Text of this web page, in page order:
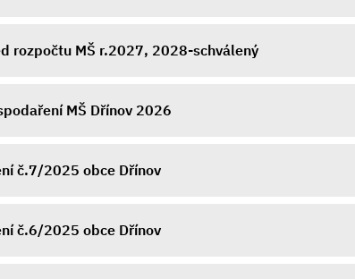
rozpočtu MŠ r.2027, 2028-schválený
MŠ Dřínov 2026
č.7/2025 obce Dřínov
č.6/2025 obce Dřínov